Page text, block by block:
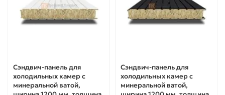
Сэндвич-панель для
холодильных камер с
минеральной ватой,
Сэндвич-панель для
холодильных камер с
минеральной ватой,